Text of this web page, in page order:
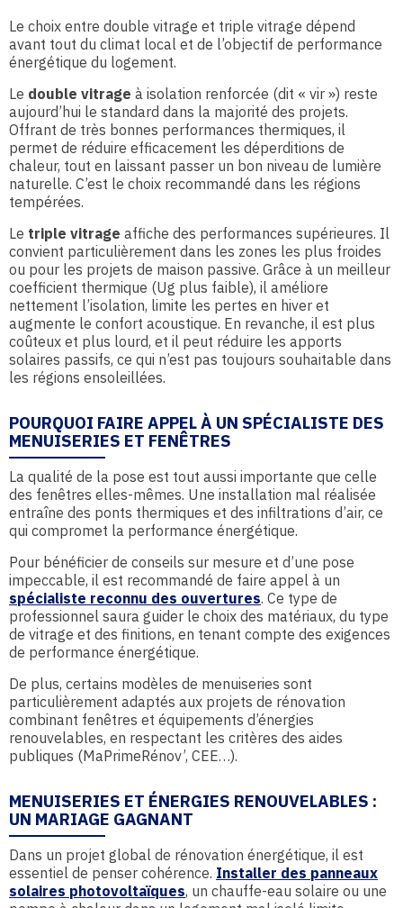
Le choix entre double vitrage et triple vitrage dépend
avant tout du climat local et de l’objectif de performance
énergétique du logement.
Le double vitrage à isolation renforcée (dit « vir ») reste
aujourd’hui le standard dans la majorité des projets.
Offrant de très bonnes performances thermiques, il
permet de réduire efficacement les déperditions de
chaleur, tout en laissant passer un bon niveau de lumière
naturelle. C’est le choix recommandé dans les régions
tempérées.
Le triple vitrage affiche des performances supérieures. Il
convient particulièrement dans les zones les plus froides
ou pour les projets de maison passive. Grâce à un meilleur
coefficient thermique (Ug plus faible), il améliore
nettement l’isolation, limite les pertes en hiver et
augmente le confort acoustique. En revanche, il est plus
coûteux et plus lourd, et il peut réduire les apports
solaires passifs, ce qui n’est pas toujours souhaitable dans
les régions ensoleillées.
POURQUOI FAIRE APPEL À UN SPÉCIALISTE DES
MENUISERIES ET FENÊTRES
La qualité de la pose est tout aussi importante que celle
des fenêtres elles-mêmes. Une installation mal réalisée
entraîne des ponts thermiques et des infiltrations d’air, ce
qui compromet la performance énergétique.
Pour bénéficier de conseils sur mesure et d’une pose
impeccable, il est recommandé de faire appel à un
spécialiste reconnu des ouvertures. Ce type de
professionnel saura guider le choix des matériaux, du type
de vitrage et des finitions, en tenant compte des exigences
de performance énergétique.
De plus, certains modèles de menuiseries sont
particulièrement adaptés aux projets de rénovation
combinant fenêtres et équipements d’énergies
renouvelables, en respectant les critères des aides
publiques (MaPrimeRénov’, CEE…).
MENUISERIES ET ÉNERGIES RENOUVELABLES :
UN MARIAGE GAGNANT
Dans un projet global de rénovation énergétique, il est
essentiel de penser cohérence. Installer des panneaux
solaires photovoltaïques, un chauffe-eau solaire ou une